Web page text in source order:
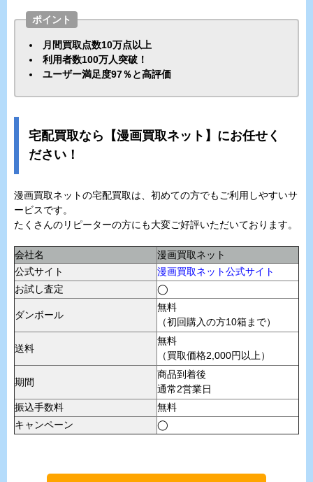
ポイント
月間買取点数10万点以上
利用者数100万人突破！
ユーザー満足度97％と高評価
宅配買取なら【漫画買取ネット】にお任せく
ださい！
漫画買取ネットの宅配買取は、初めての方でもご利用しやすいサ
ービスです。
たくさんのリピーターの方にも大変ご好評いただいております。
会社名
漫画買取ネット
公式サイト
漫画買取ネット公式サイト
お試し査定
◯
ダンボール
無料
（初回購入の方10箱まで）
送料
無料
（買取価格2,000円以上）
期間
商品到着後
通常2営業日
振込手数料
無料
キャンペーン
◯